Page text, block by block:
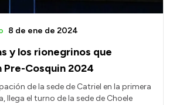
y los rionegrinos que
Cosquin 2024
8 de ene de 2024
de la sede de Catriel en la primera
llega el turno de la sede de Choele